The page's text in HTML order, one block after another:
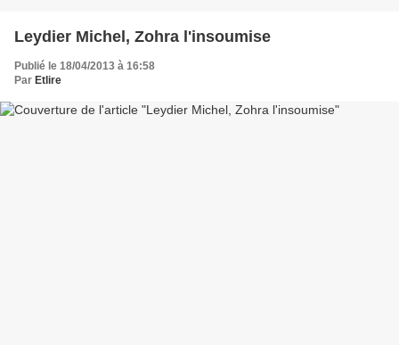
Leydier Michel, Zohra l'insoumise
Publié le 18/04/2013 à 16:58
Par Etlire